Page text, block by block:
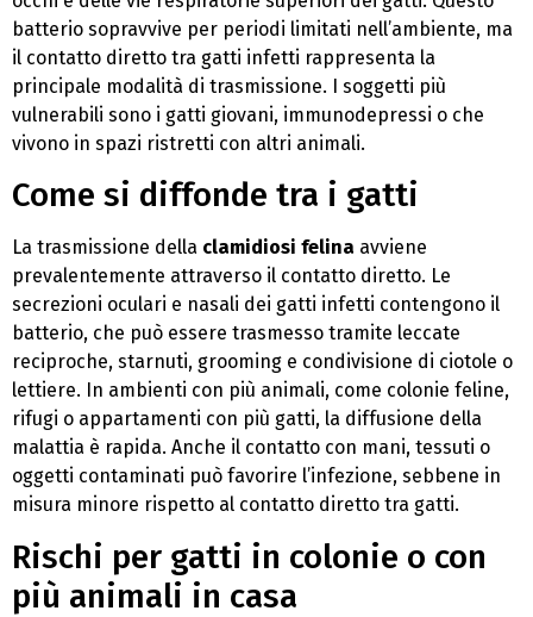
batterio sopravvive per periodi limitati nell’ambiente, ma
il contatto diretto tra gatti infetti rappresenta la
principale modalità di trasmissione. I soggetti più
vulnerabili sono i gatti giovani, immunodepressi o che
vivono in spazi ristretti con altri animali.
Come si diffonde tra i gatti
La trasmissione della clamidiosi felina avviene
prevalentemente attraverso il contatto diretto. Le
secrezioni oculari e nasali dei gatti infetti contengono il
batterio, che può essere trasmesso tramite leccate
reciproche, starnuti, grooming e condivisione di ciotole o
lettiere. In ambienti con più animali, come colonie feline,
rifugi o appartamenti con più gatti, la diffusione della
malattia è rapida. Anche il contatto con mani, tessuti o
oggetti contaminati può favorire l’infezione, sebbene in
misura minore rispetto al contatto diretto tra gatti.
Rischi per gatti in colonie o con
più animali in casa